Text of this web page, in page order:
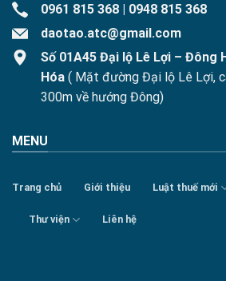
0961 815 368 | 0948 815 368
daotao.atc@gmail.com
Số 01A45 Đại lộ Lê Lợi – Đông
Hóa ( Mặt đường Đại lộ Lê Lợi,
300m về hướng Đông)
MENU
Trang chủ Giới thiệu Luật thuế mới
Thư viện Liên hệ